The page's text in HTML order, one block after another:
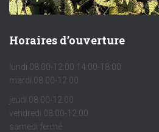
Horaires d’ouverture
lundi 08:00-12:00 14:00-18:00
mardi 08:00-12:00
jeudi 08:00-12:00
vendredi 08:00-12:00
samedi fermé